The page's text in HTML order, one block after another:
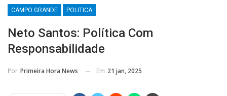
CAMPO GRANDE POLITICA
Neto Santos: Política Com
Responsabilidade
Por Primeira Hora News Em 21 jan, 2025